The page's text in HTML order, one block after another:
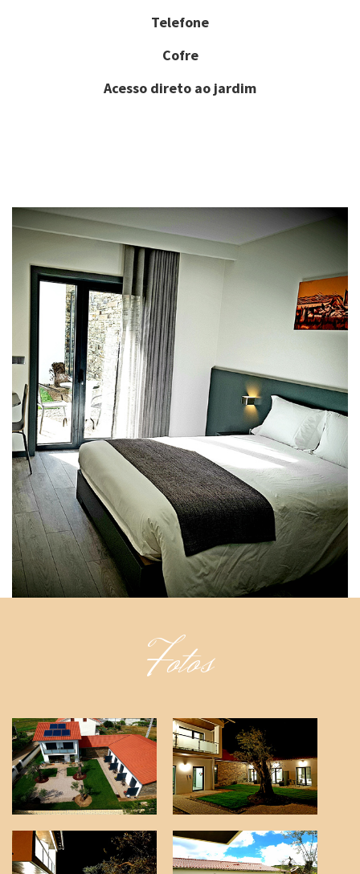
Telefone
Cofre
Acesso direto ao jardim
Fotos